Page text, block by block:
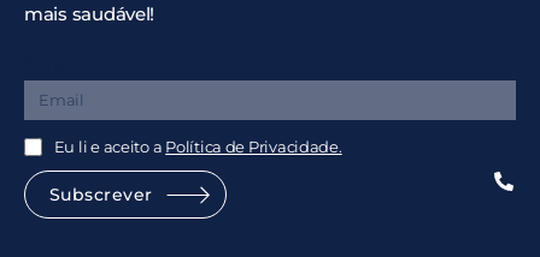
mais saudável!
Eu li e aceito a Política de Privacidade.
Subscrever